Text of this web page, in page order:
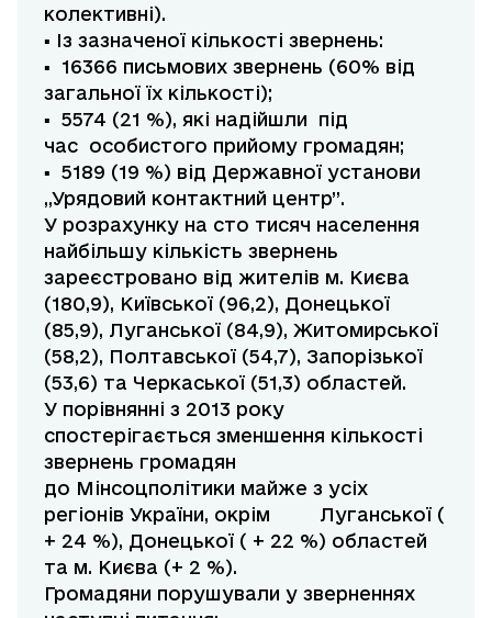
колективні).
▪ Із зазначеної кількості звернень:
▪ 16366 письмових звернень (60% від
загальної їх кількості);
▪ 5574 (21 %), які надійшли під
час особистого прийому громадян;
▪ 5189 (19 %) від Державної установи
„Урядовий контактний центр”.
У розрахунку на сто тисяч населення
найбільшу кількість звернень
зареєстровано від жителів м. Києва
(180,9), Київської (96,2), Донецької
(85,9), Луганської (84,9), Житомирської
(58,2), Полтавської (54,7), Запорізької
(53,6) та Черкаської (51,3) областей.
У порівнянні з 2013 року
спостерігається зменшення кількості
звернень громадян
до Мінсоцполітики майже з усіх
регіонів України, окрім Луганської (
+ 24 %), Донецької ( + 22 %) областей
та м. Києва (+ 2 %).
Громадяни порушували у зверненнях